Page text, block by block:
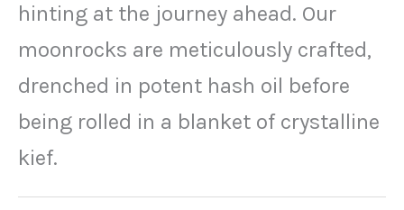
hinting at the journey ahead. Our
moonrocks are meticulously crafted,
drenched in potent hash oil before
being rolled in a blanket of crystalline
kief.